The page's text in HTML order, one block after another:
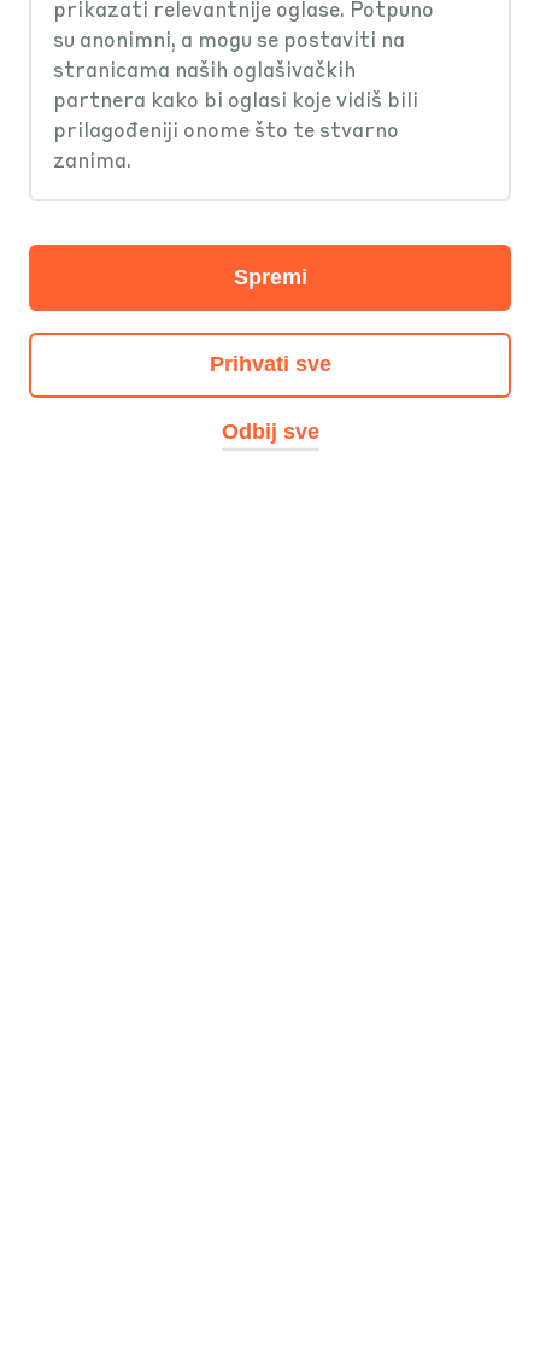
KEKS Pay za
ugostitelje
Imaš kafić, restoran,
samo povremeno baviš
prikazati relevantnije oglase. Potpuno
su anonimni, a mogu se postaviti na
stranicama naših oglašivačkih
partnera kako bi oglasi koje vidiš bili
prilagođeniji onome što te stvarno
zanima.
Spremi
Prihvati sve
Odbij sve